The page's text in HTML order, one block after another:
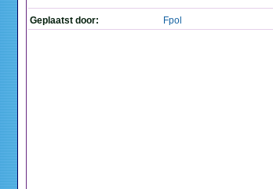
Geplaatst door: Fpol